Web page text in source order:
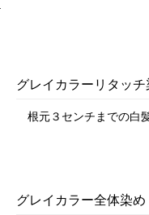
グレイカラーリタッ
根元３センチまでの白
グレイカラー全体染め